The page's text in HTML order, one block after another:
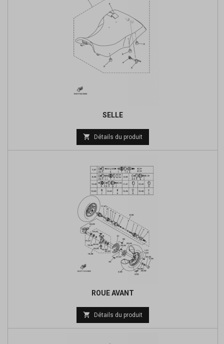
SELLE
Prix
de
 Détails du produit
ROUE AVANT
 Détails du produit